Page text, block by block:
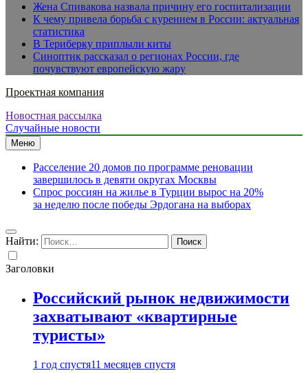
Жена Спивакова назвала причину его госпитализации
К чему привела борьба с курением в России: актуальная
статистика
В Териберку приплыли киты
Синоптик рассказал о регионах России, где
почувствуют европейскую жару
Проектная компания
Новостная рассылка
Случайные новости
Меню
Расселение 20 домов по программе реновации
завершилось в девяти округах Москвы
Спрос россиян на жилье в Турции вырос на 20%
за неделю после победы Эрдогана на выборах
Найти:
Заголовки
Российский рынок недвижимости
захватывают «квартирные
туристы»
1 год спустя11 месяцев спустя